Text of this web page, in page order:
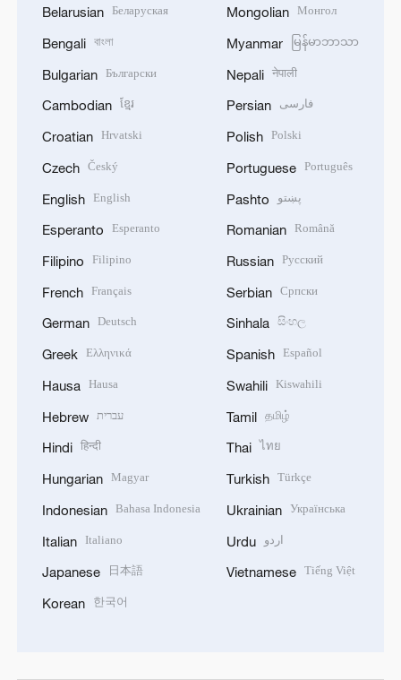
Belarusian Беларуская
Bengali বাংলা
Bulgarian Български
Cambodian ខ្មែរ
Croatian Hrvatski
Czech Český
English English
Esperanto Esperanto
Filipino Filipino
French Français
German Deutsch
Greek Ελληνικά
Hausa Hausa
Hebrew עברית
Hindi हिन्दी
Hungarian Magyar
Indonesian Bahasa Indonesia
Italian Italiano
Japanese 日本語
Korean 한국어
Mongolian Монгол
Myanmar မြန်မာဘာသာ
Nepali नेपाली
Persian فارسی
Polish Polski
Portuguese Português
Pashto پښتو
Romanian Română
Russian Русский
Serbian Српски
Sinhala සිංහල
Spanish Español
Swahili Kiswahili
Tamil தமிழ்
Thai ไทย
Turkish Türkçe
Ukrainian Українська
Urdu اردو
Vietnamese Tiếng Việt